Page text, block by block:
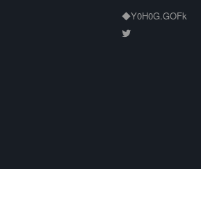
◆Y0H0G.GOFk